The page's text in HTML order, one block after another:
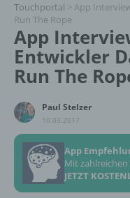
Touchportal > App
Run The Rope
App
Entwickler
Run The
Paul Stelzer
10.03.2017
App
Mit
JETZT